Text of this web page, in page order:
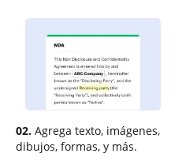
02. Agrega texto, imágenes,
dibujos, formas, y más.